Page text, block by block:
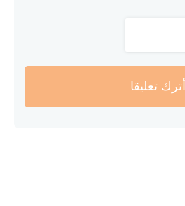
أترك تعليقا